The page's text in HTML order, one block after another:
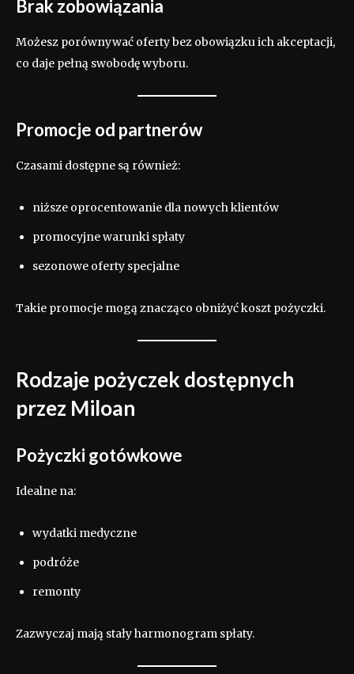
Brak zobowiązania
Możesz porównywać oferty bez obowiązku ich akceptacji,
co daje pełną swobodę wyboru.
Promocje od partnerów
Czasami dostępne są również:
niższe oprocentowanie dla nowych klientów
promocyjne warunki spłaty
sezonowe oferty specjalne
Takie promocje mogą znacząco obniżyć koszt pożyczki.
Rodzaje pożyczek dostępnych
przez Miloan
Pożyczki gotówkowe
Idealne na:
wydatki medyczne
podróże
remonty
Zazwyczaj mają stały harmonogram spłaty.